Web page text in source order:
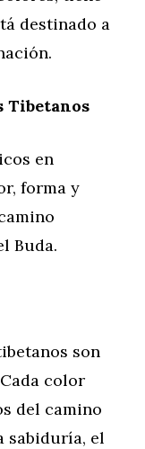
destinado a
Tibetanos
en
forma y
Buda.
son
color
del camino
sabiduría, el